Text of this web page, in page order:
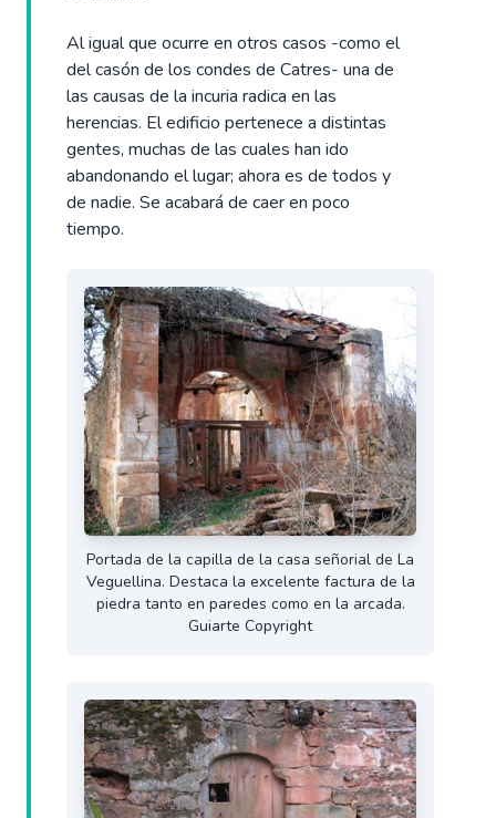
Al igual que ocurre en otros casos -como el
del casón de los condes de Catres- una de
las causas de la incuria radica en las
herencias. El edificio pertenece a distintas
gentes, muchas de las cuales han ido
abandonando el lugar; ahora es de todos y
de nadie. Se acabará de caer en poco
tiempo.
Portada de la capilla de la casa señorial de La
Veguellina. Destaca la excelente factura de la
piedra tanto en paredes como en la arcada.
Guiarte Copyright